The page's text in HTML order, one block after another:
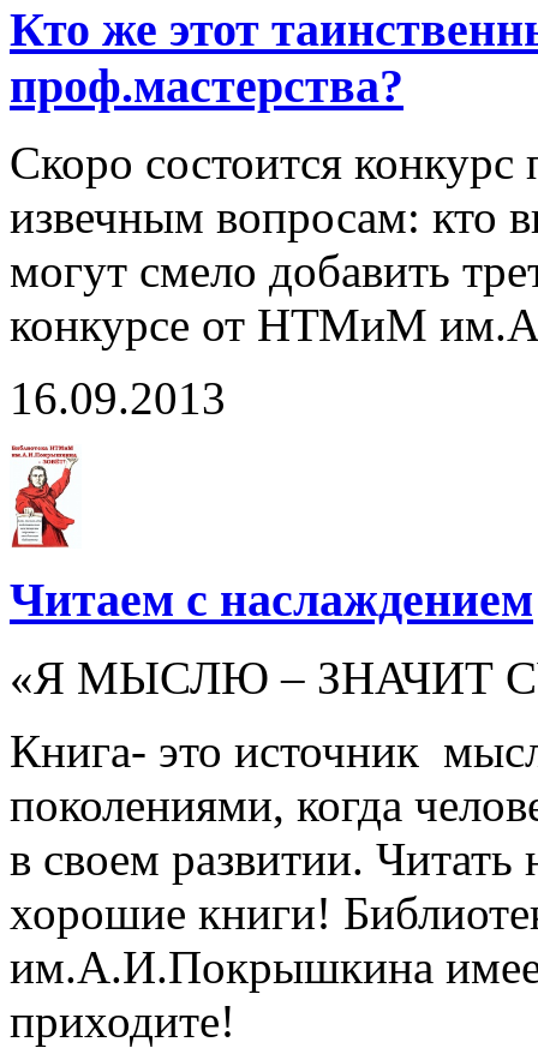
Кто же этот
проф.мастерства?
Скоро состоится
извечным вопросам: кто
могут смело добавить
конкурсе от НТМиМ
16.09.2013
Читаем с наслаждением
«Я МЫСЛЮ – ЗНАЧИТ
Книга- это источник
поколениями, когда
в своем развитии.
хорошие книги!
им.А.И.Покрышкина
приходите!